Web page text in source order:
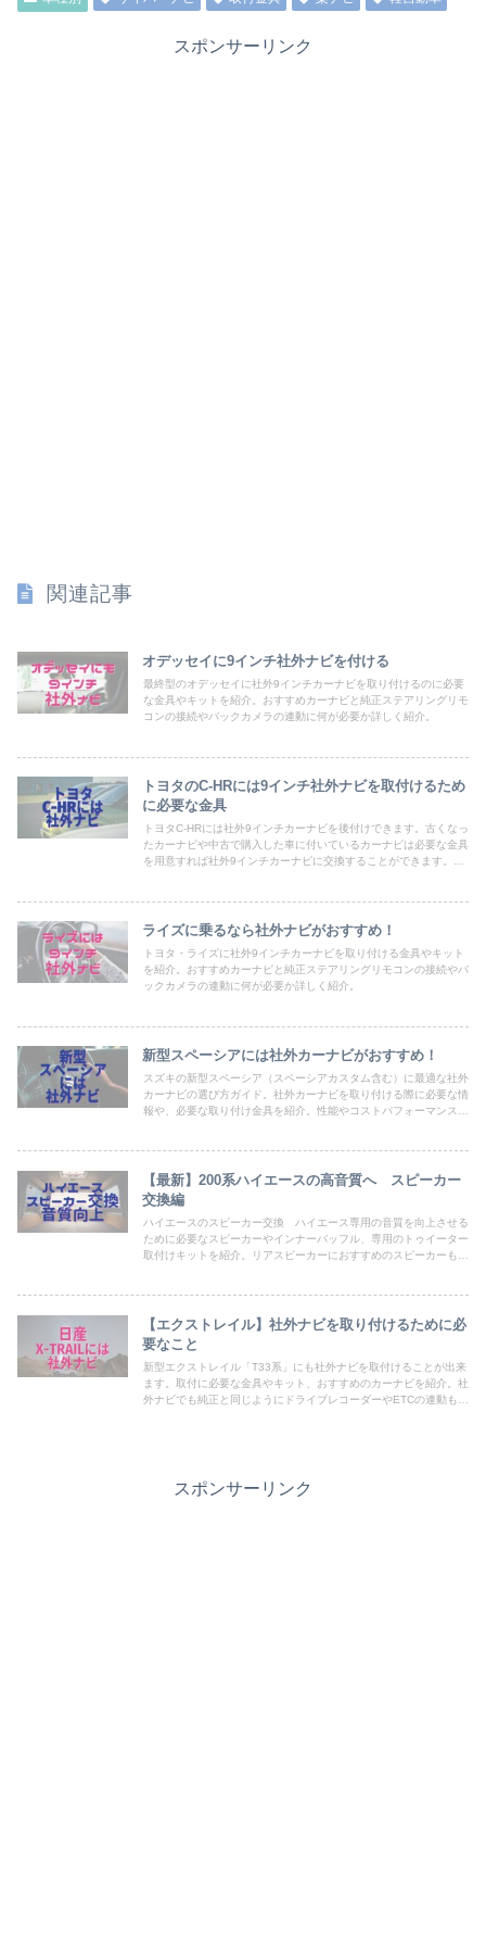
スポンサーリンク
関連記事
オデッセイに9インチ社外ナビを付ける
最終型のオデッセイに社外9インチカーナビを取り付けるのに必要
な金具やキットを紹介。おすすめカーナビと純正ステアリングリモ
コンの接続やバックカメラの連動に何が必要か詳しく紹介。
トヨタのC-HRには9インチ社外ナビを取付けるため
に必要な金具
トヨタC-HRには社外9インチカーナビを後付けできます。古くなっ
たカーナビや中古で購入した車に付いているカーナビは必要な金具
を用意すれば社外9インチカーナビに交換することができます。現
ライズに乗るなら社外ナビがおすすめ！
トヨタ・ライズに社外9インチカーナビを取り付ける金具やキット
を紹介。おすすめカーナビと純正ステアリングリモコンの接続やバ
ックカメラの連動に何が必要か詳しく紹介。
新型スペーシアには社外カーナビがおすすめ！
スズキの新型スペーシア（スペーシアカスタム含む）に最適な社外
カーナビの選び方ガイド。社外カーナビを取り付ける際に必要な情
報や、必要な取り付け金具を紹介。性能やコストパフォーマンスを
【最新】200系ハイエースの高音質へ スピーカー
交換編
ハイエースのスピーカー交換 ハイエース専用の音質を向上させる
ために必要なスピーカーやインナーバッフル、専用のトゥイーター
取付けキットを紹介。リアスピーカーにおすすめのスピーカーも合
【エクストレイル】社外ナビを取り付けるために必
要なこと
新型エクストレイル「T33系」にも社外ナビを取付けることが出来
ます。取付に必要な金具やキット、おすすめのカーナビを紹介。社
外ナビでも純正と同じようにドライブレコーダーやETCの連動も可
スポンサーリンク